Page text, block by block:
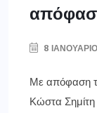
8
Με απόφαση
Κώστα